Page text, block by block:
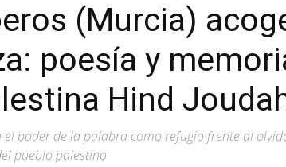
(Murcia)
poesía y
Hind
poder de la palabra como refugio frente al
pueblo palestino